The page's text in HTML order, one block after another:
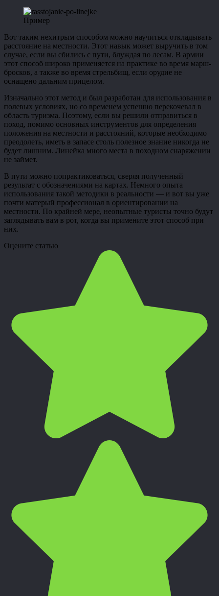
Пример
Вот таким нехитрым способом можно научиться откладывать
расстояние на местности. Этот навык может выручить в том
случае, если вы сбились с пути, блуждая по лесам. В армии
этот способ широко применяется на практике во время марш-
бросков, а также во время стрельбищ, если орудие не
оснащено дальним прицелом.
Изначально этот метод и был разработан для использования в
полевых условиях, но со временем успешно перекочевал в
область туризма. Поэтому, если вы решили отправиться в
поход, помимо основных инструментов для определения
положения на местности и расстояний, которые необходимо
преодолеть, иметь в запасе столь полезное знание никогда не
будет лишним. Линейка много места в походном снаряжении
не займет.
В пути можно попрактиковаться, сверяя полученный
результат с обозначениями на картах. Немного опыта
использования такой методики в реальности — и вот вы уже
почти матерый профессионал в ориентировании на
местности. По крайней мере, неопытные туристы точно будут
заглядывать вам в рот, когда вы примените этот способ при
них.
Оцените статью